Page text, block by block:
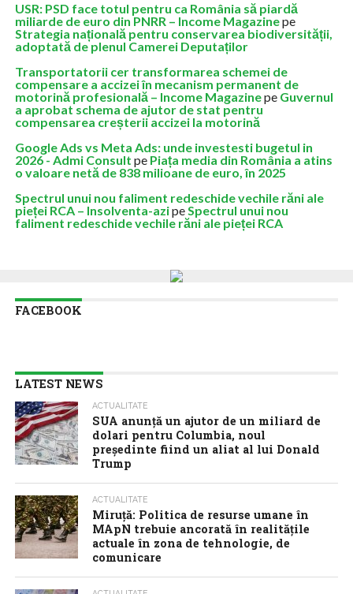
USR: PSD face totul pentru ca România să piardă
miliarde de euro din PNRR – Income Magazinepe
Strategia națională pentru conservarea biodiversității,
adoptată de plenul Camerei Deputaților
Transportatorii cer transformarea schemei de
compensare a accizei în mecanism permanent de
motorină profesională – Income Magazinepe Guvernul
a aprobat schema de ajutor de stat pentru
compensarea creșterii accizei la motorină
Google Ads vs Meta Ads: unde investesti bugetul in
2026 - Admi Consult pe Piața media din România a atins
o valoare netă de 838 milioane de euro, în 2025
Spectrul unui nou faliment redeschide vechile răni ale
pieței RCA – Insolventa-azipeSpectrul unui nou
faliment redeschide vechile răni ale pieței RCA
FACEBOOK
LATEST NEWS
ACTUALITATE
SUA anunţă un ajutor de un miliard de
dolari pentru Columbia, noul
preşedinte fiind un aliat al lui Donald
Trump
ACTUALITATE
Miruță: Politica de resurse umane în
MApN trebuie ancorată în realitățile
actuale în zona de tehnologie, de
comunicare